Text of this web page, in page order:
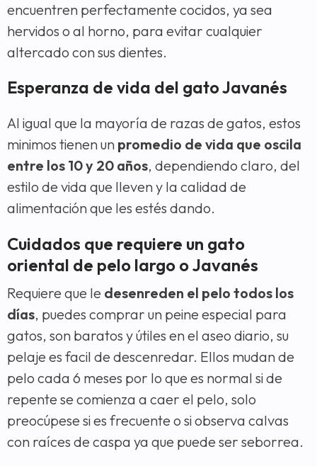
encuentren perfectamente cocidos, ya sea
hervidos o al horno, para evitar cualquier
altercado con sus dientes.
Esperanza de vida del gato Javanés
Al igual que la mayoría de razas de gatos, estos
minimos tienen un promedio de vida que oscila
entre los 10 y 20 años, dependiendo claro, del
estilo de vida que lleven y la calidad de
alimentación que les estés dando.
Cuidados que requiere un gato
oriental de pelo largo o Javanés
Requiere que le desenreden el pelo todos los
días, puedes comprar un peine especial para
gatos, son baratos y útiles en el aseo diario, su
pelaje es facil de descenredar. Ellos mudan de
pelo cada 6 meses por lo que es normal si de
repente se comienza a caer el pelo, solo
preocúpese si es frecuente o si observa calvas
con raíces de caspa ya que puede ser seborrea.